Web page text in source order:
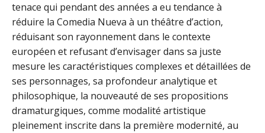
tenace qui pendant des années a eu tendance à
réduire la Comedia Nueva à un théâtre d’action,
réduisant son rayonnement dans le contexte
européen et refusant d’envisager dans sa juste
mesure les caractéristiques complexes et détaillées de
ses personnages, sa profondeur analytique et
philosophique, la nouveauté de ses propositions
dramaturgiques, comme modalité artistique
pleinement inscrite dans la première modernité, au